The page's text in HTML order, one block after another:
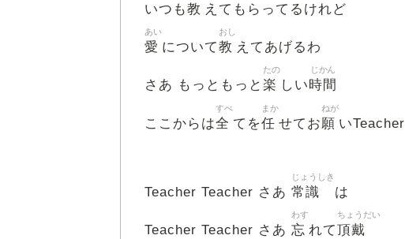
いつも教 えてもらってるけれど
愛
あい
について教
おし
えてあげるわ
さあ もっともっと 楽
たの
しい時間
じかん
ここからは全
すべ
てを任
まか
せてお願
ねが
いTeacher
Teacher Teacher さあ 常識
じょうしき
は
Teacher Teacher さあ 忘
わす
れて頂戴
ちょうだい